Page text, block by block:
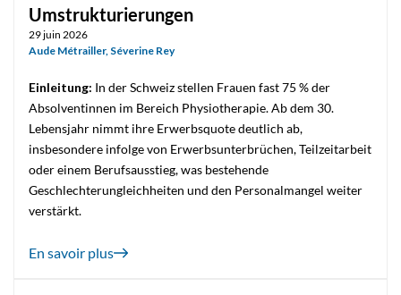
Umstrukturierungen
29 juin 2026
Aude Métrailler, Séverine Rey
Einleitung: In der Schweiz stellen Frauen fast 75 % der
Absolventinnen im Bereich Physiotherapie. Ab dem 30.
Lebensjahr nimmt ihre Erwerbsquote deutlich ab,
insbesondere infolge von Erwerbsunterbrüchen, Teilzeitarbeit
oder einem Berufsausstieg, was bestehende
Geschlechterungleichheiten und den Personalmangel weiter
verstärkt.
En savoir plus